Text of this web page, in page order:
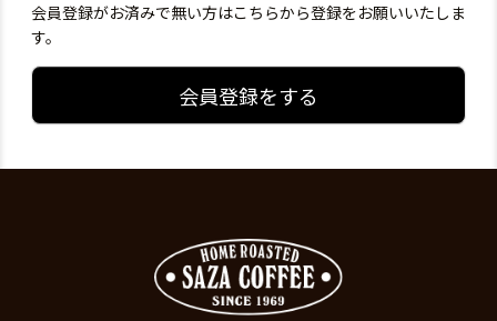
会員登録がお済みで無い方はこちらから登録をお願いいたしま
す。
会員登録をする